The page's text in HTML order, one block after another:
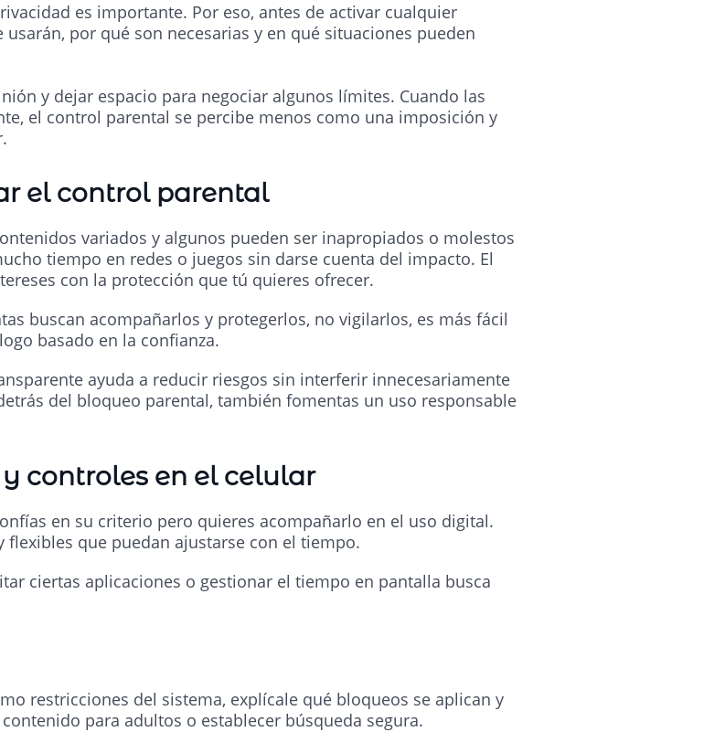
es importante. Por eso, antes de activar cualquier
por qué son necesarias y en qué situaciones pueden
y dejar espacio para negociar algunos límites. Cuando las
el control parental se percibe menos como una imposición y
el control parental
variados y algunos pueden ser inapropiados o molestos
tiempo en redes o juegos sin darse cuenta del impacto. El
con la protección que tú quieres ofrecer.
buscan acompañarlos y protegerlos, no vigilarlos, es más fácil
basado en la confianza.
ayuda a reducir riesgos sin interferir innecesariamente
del bloqueo parental, también fomentas un uso responsable
controles en el celular
en su criterio pero quieres acompañarlo en el uso digital.
flexibles que puedan ajustarse con el tiempo.
ciertas aplicaciones o gestionar el tiempo en pantalla busca
restricciones del sistema, explícale qué bloqueos se aplican y
para adultos o establecer búsqueda segura.